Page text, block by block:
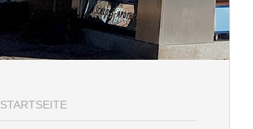
STARTSEITE